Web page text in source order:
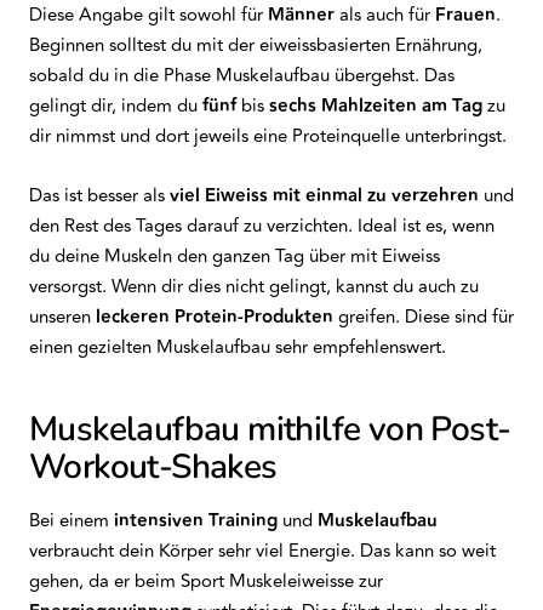
Diese Angabe gilt sowohl für Männerals auch für Frauen.
Beginnen solltest du mit der eiweissbasierten Ernährung,
sobald du in die Phase Muskelaufbau übergehst. Das
gelingt dir, indem dufünfbissechs Mahlzeiten am Tagzu
dir nimmst und dort jeweils eine Proteinquelle unterbringst.
Das ist besser alsviel Eiweiss mit einmal zu verzehren und
den Rest des Tages darauf zu verzichten. Ideal ist es, wenn
du deine Muskeln den ganzen Tag über mit Eiweiss
versorgst. Wenn dir dies nicht gelingt, kannst du auch zu
unseren leckeren Protein-Produkten greifen. Diese sind für
einen gezielten Muskelaufbau sehr empfehlenswert.
Muskelaufbau mithilfe von Post-
Workout-Shakes
Bei einem intensiven Training und Muskelaufbau
verbraucht dein Körper sehr viel Energie. Das kann so weit
gehen, da er beim Sport Muskeleiweisse zur